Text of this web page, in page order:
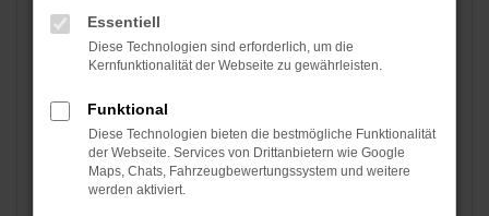
Steuerbescheid und ist niedriger als Ihr
Bruttogehalt.
0 1 2+
Essentiell
Diese Technologien sind erforderlich, um die
Kernfunktionalität der Webseite zu gewährleisten.
Funktional
Diese Technologien bieten die bestmögliche Funktionalität
der Webseite. Services von Drittanbietern wie Google
Maps, Chats, Fahrzeugbewertungssystem und weitere
werden aktiviert.